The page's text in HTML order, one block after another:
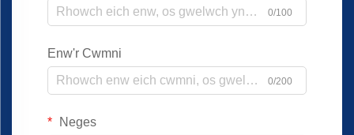
0/100
Enw'r Cwmni
0/200
Neges